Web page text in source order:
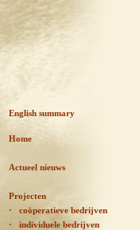
English summary
Home
Actueel nieuws
Projecten
· coöperatieve bedrijven
· individuele bedrijven